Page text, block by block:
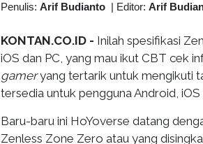
Penulis: Arif Budianto | Editor: Arif
KONTAN.CO.ID - Inilah spesifikasi
iOS dan PC, yang mau ikut CBT cek
gameryang tertarik untuk mengikuti
tersedia untuk pengguna Android, iOS
Baru-baru ini HoYoverse datang
Zenless Zone Zero atau yang